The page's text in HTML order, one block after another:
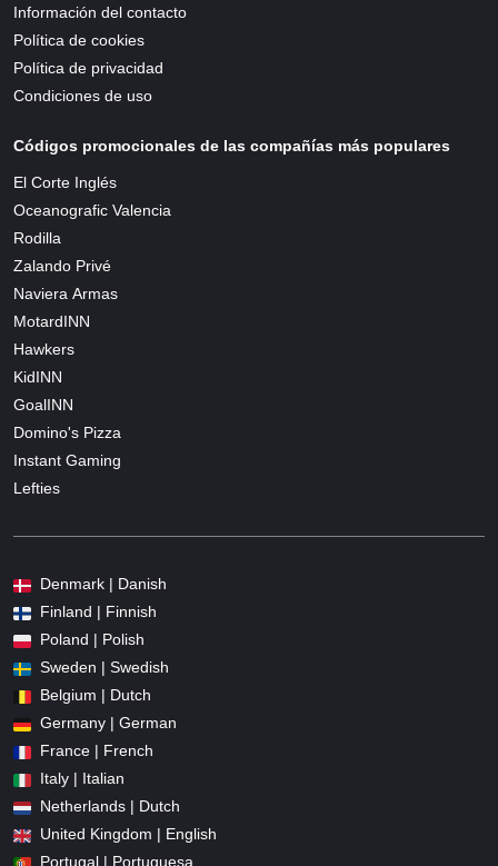
Información del contacto
Política de cookies
Política de privacidad
Condiciones de uso
Códigos promocionales de las compañías más populares
El Corte Inglés
Oceanografic Valencia
Rodilla
Zalando Privé
Naviera Armas
MotardINN
Hawkers
KidINN
GoalINN
Domino's Pizza
Instant Gaming
Lefties
Denmark | Danish
Finland | Finnish
Poland | Polish
Sweden | Swedish
Belgium | Dutch
Germany | German
France | French
Italy | Italian
Netherlands | Dutch
United Kingdom | English
Portugal | Portuguesa